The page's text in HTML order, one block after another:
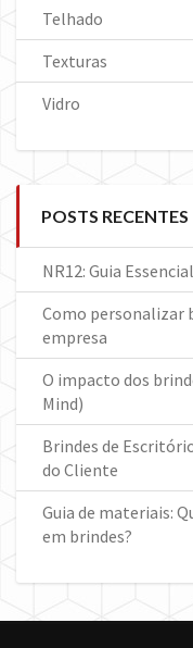
Telhado
Texturas
Vidro
POSTS RECENTES
NR12: Guia
Como personalizar
empresa
O impacto dos
Mind)
Brindes de
do Cliente
Guia de materiais:
em brindes?